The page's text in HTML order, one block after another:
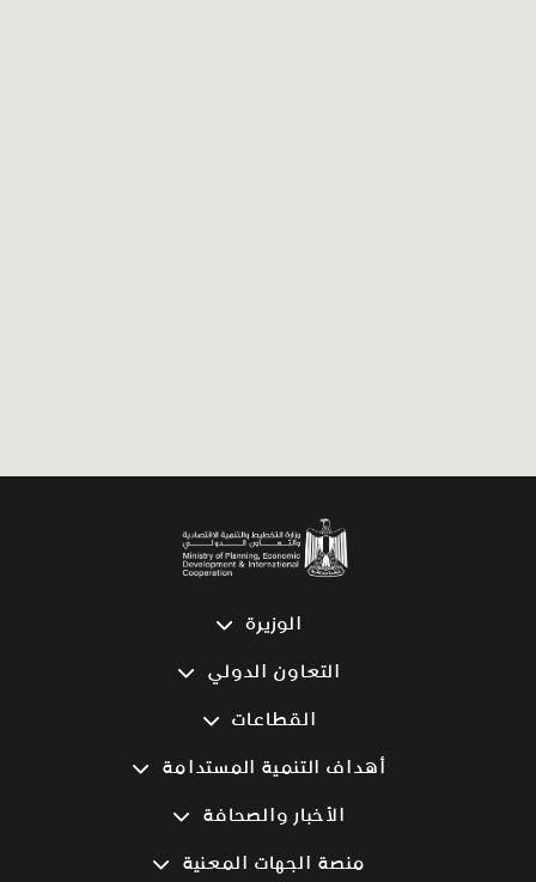
كلمة الوزيرة
السيرة الذاتية
الوزيرة
Egypt—ICF
التعاون الدولي
الزراعة والأمن الغذائي
الرقمنة والابتكار
القطاعات
المشاريع
أهداف التنمية المستدامة
أهداف التنمية المستدامة
قائمة الاخبار
الأخبار والصحافة
منصة الجهات المعنية